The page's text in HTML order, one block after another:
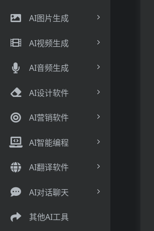
AI图片生成
AI视频生成
AI音频生成
AI设计软件
AI营销软件
AI智能编程
AI翻译软件
AI对话聊天
其他AI工具